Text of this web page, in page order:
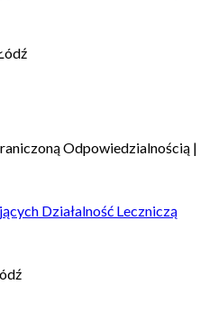
Odpowiedzialnością |
Działalność Leczniczą